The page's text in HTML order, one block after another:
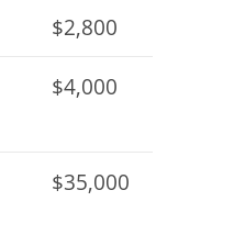
$2,800
$4,000
$35,000